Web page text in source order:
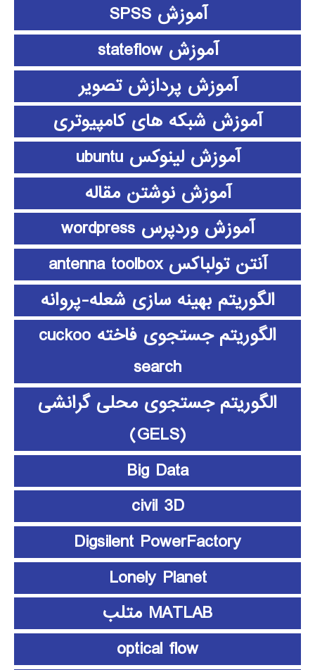
آموزش SPSS
آموزش stateflow
آموزش پردازش تصویر
آموزش شبکه های کامپیوتری
آموزش لینوکس ubuntu
آموزش نوشتن مقاله
آموزش وردپرس wordpress
آنتن تولباکس antenna toolbox
الگوریتم بهینه سازی شعله-پروانه
الگوریتم جستجوی فاخته cuckoo
search
الگوریتم جستجوی محلی گرانشی
(GELS)
Big Data
civil 3D
Digsilent PowerFactory
Lonely Planet
MATLAB متلب
optical flow